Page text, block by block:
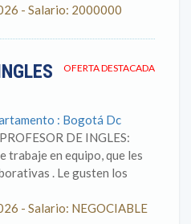
- Salario: 2000000
OFERTA DESTACADA
: Bogotá Dc
DE INGLES:
trabaje en equipo, que les
. Le gusten los
- Salario: NEGOCIABLE